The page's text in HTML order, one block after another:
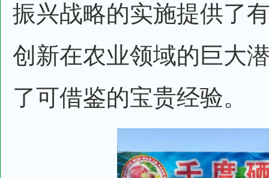
振兴战略的实施提供了
创新在农业领域的巨大
了可借鉴的宝贵经验。